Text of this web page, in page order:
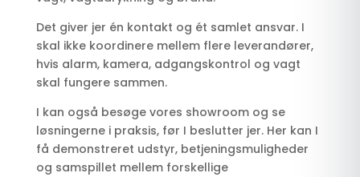
Det giver jer én kontakt og ét samlet ansvar. I
skal ikke koordinere mellem flere leverandører,
hvis alarm, kamera, adgangskontrol og vagt
skal fungere sammen.
I kan også besøge vores showroom og se
løsningerne i praksis, før I beslutter jer. Her kan I
få demonstreret udstyr, betjeningsmuligheder
og samspillet mellem forskellige